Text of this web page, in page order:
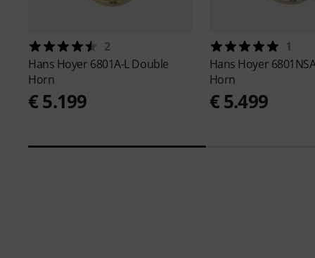
2
Hans Hoyer 6801A-L Double
Horn
€ 5.199
1
Hans Hoyer
Horn
€ 5.499